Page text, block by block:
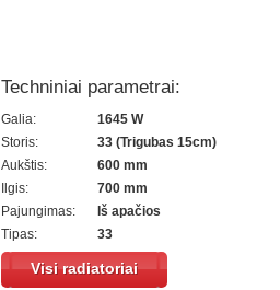
Techniniai parametrai:
Galia:
1645 W
Storis:
33 (Trigubas 15cm)
Aukštis:
600 mm
Ilgis:
700 mm
Pajungimas:
Iš apačios
Tipas:
33
Visi radiatoriai